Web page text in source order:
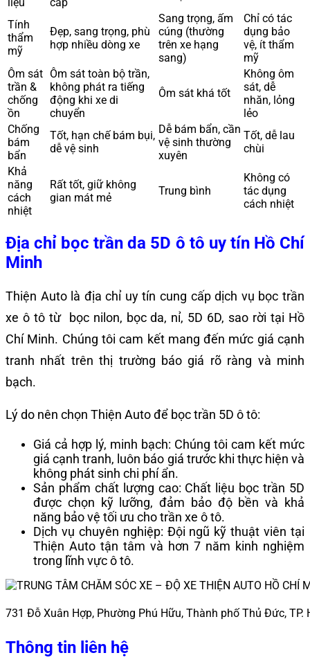
liệu
cấp
Tính
thẩm
mỹ
Đẹp, sang trọng, phù
hợp nhiều dòng xe
Sang trọng, ấm
cúng (thường
trên xe hạng
sang)
Chỉ có tác
dụng bảo
vệ, ít thẩm
mỹ
Ôm sát
trần &
chống
ồn
Ôm sát toàn bộ trần,
không phát ra tiếng
động khi xe di
chuyển
Ôm sát khá tốt
Không ôm
sát, dễ
nhăn, lỏng
lẻo
Chống
bám
bẩn
Tốt, hạn chế bám bụi,
dễ vệ sinh
Dễ bám bẩn, cần
vệ sinh thường
xuyên
Tốt, dễ lau
chùi
Khả
năng
cách
nhiệt
Rất tốt, giữ không
gian mát mẻ
Trung bình
Không có
tác dụng
cách nhiệt
Địa chỉ bọc trần da 5D ô tô uy tín Hồ Chí
Minh
Thiện Auto là địa chỉ uy tín cung cấp dịch vụ bọc trần
xe ô tô từ bọc nilon, bọc da, nỉ, 5D 6D, sao rời tại Hồ
Chí Minh. Chúng tôi cam kết mang đến mức giá cạnh
tranh nhất trên thị trường báo giá rõ ràng và minh
bạch.
Lý do nên chọn Thiện Auto để bọc trần 5D ô tô:
Giá cả hợp lý, minh bạch: Chúng tôi cam kết mức
giá cạnh tranh, luôn báo giá trước khi thực hiện và
không phát sinh chi phí ẩn.
Sản phẩm chất lượng cao: Chất liệu bọc trần 5D
được chọn kỹ lưỡng, đảm bảo độ bền và khả
năng bảo vệ tối ưu cho trần xe ô tô.
Dịch vụ chuyên nghiệp: Đội ngũ kỹ thuật viên tại
Thiện Auto tận tâm và hơn 7 năm kinh nghiệm
trong lĩnh vực ô tô.
731 Đỗ Xuân Hợp, Phường Phú Hữu, Thành phố Thủ Đức, TP.
Thông tin liên hệ